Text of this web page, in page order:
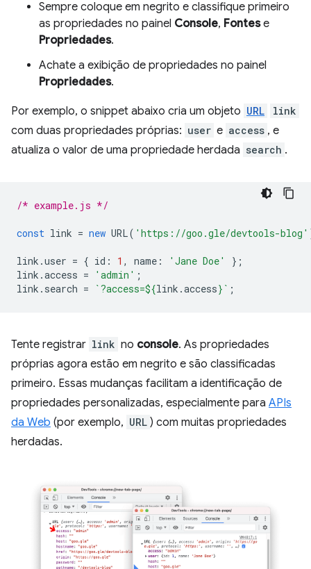
Sempre coloque em negrito e classifique primeiro
as propriedades no painel Console, Fontese
Propriedades.
Achate a exibição de propriedades no painel
Propriedades.
Por exemplo, o snippet abaixo cria um objeto URL link
com duas propriedades próprias: user e access , e
atualiza o valor de uma propriedade herdada search .
/* example.js */
const link = new URL( 'https://goo.gle/devtools-blog'
link .user = { id : 1 , name : 'Jane Doe'
};
link .access = 'admin' ;
link . search = `?access=${link .access} ` ;
Tente registrar link no console. As propriedades
próprias agora estão em negrito e são classificadas
primeiro. Essas mudanças facilitam a identificação de
propriedades personalizadas, especialmente para APIs
da Web (por exemplo, URL ) com muitas propriedades
herdadas.